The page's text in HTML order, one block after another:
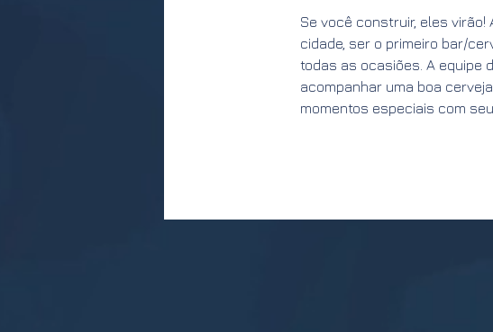
Se você construir, eles
cidade, ser o primeiro bar/
todas as ocasiões. A equipe
acompanhar uma boa
momentos especiais com